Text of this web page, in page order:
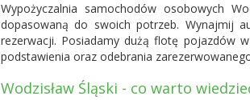
Wypożyczalnia samochodów osobowych
dopasowaną do swoich potrzeb. Wynajmij
rezerwacji. Posiadamy dużą flotę pojazdów
podstawienia oraz odebrania
Wodzisław Śląski - co warto